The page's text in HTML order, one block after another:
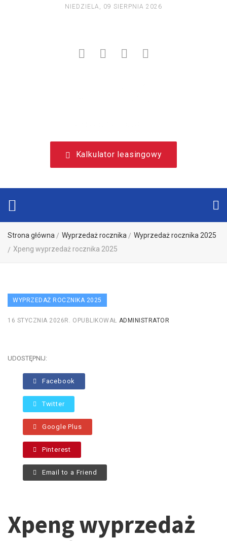
NIEDZIELA, 09 SIERPNIA 2026
Kalkulator leasingowy
Strona główna Wyprzedaż rocznika
Wyprzedaż rocznika 2025
Xpeng wyprzedaż rocznika 2025
WYPRZEDAŻ ROCZNIKA 2025
16 STYCZNIA 2026R. OPUBLIKOWAŁ ADMINISTRATOR
UDOSTĘPNIJ:
Facebook
Twitter
Google Plus
Pinterest
Email to a Friend
Xpeng wyprzedaż